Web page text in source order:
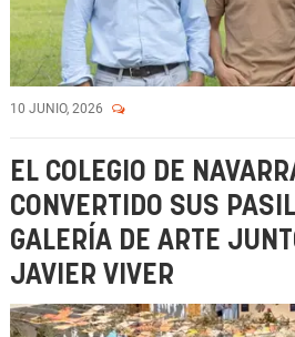
10 JUNIO, 2026
EL COLEGIO DE
CONVERTIDO SUS
GALERÍA DE ARTE
JAVIER VIVER